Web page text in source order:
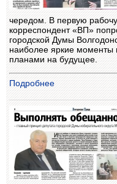
чередом. В первую
корреспондент «ВП»
городской Думы
наиболее яркие моменты
планами на будущее.
Подробнее